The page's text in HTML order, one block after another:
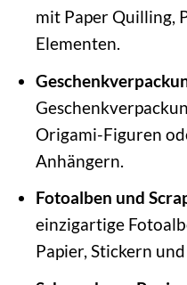
mit Paper Quilling,
Elementen.
Origami-Figuren
Anhängern.
Fotoalben und
einzigartige
Papier, Stickern